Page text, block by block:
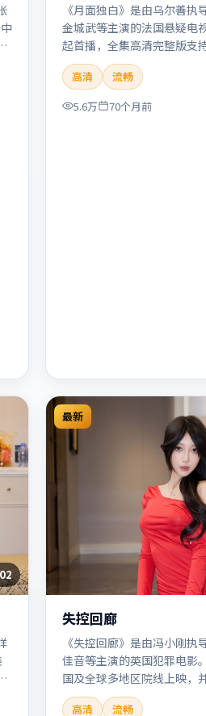
《月面独白》是由乌尔善执
金城武等主演的法国悬疑电
起首播，全集高清完整版支
与看点：悬念层层推进，线
料，适合推理爱好者。本片
「乌尔善」「悬疑」「法国
21上映」等关键词的影迷阅
高清
流畅
5.6万
70个月前
最新
失控回廊
《失控回廊》是由冯小刚执
佳音等主演的英国犯罪电影
国及全球多地区院线上映，
体在线观看。剧情与看点：
高清
流畅